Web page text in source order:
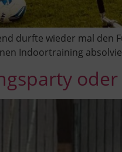
durfte wieder mal den
Indoortraining